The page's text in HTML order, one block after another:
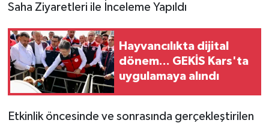
Saha Ziyaretleri ile İnceleme Yapıldı
Hayvancılıkta dijital
dönem... GEKİS Kars'ta
uygulamaya alındı
Etkinlik öncesinde ve sonrasında gerçekleştirilen